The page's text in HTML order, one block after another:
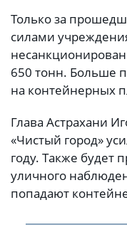
Только за
силами
650 тонн. Больше
на контейнерных
Глава Астрахани
«Чистый город»
году. Также будет
уличного
попадают